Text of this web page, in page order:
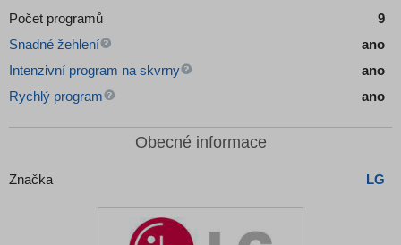
Počet programů
9
Snadné žehlení
ano
Intenzivní program na skvrny
ano
Rychlý program
ano
Obecné informace
Značka LG